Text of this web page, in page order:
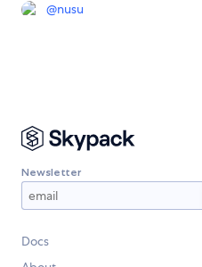
@nusu
Newsletter
Docs